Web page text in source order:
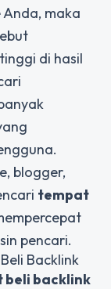
maka
di hasil
blogger,
tempat
pencari.
Backlink
beli backlink